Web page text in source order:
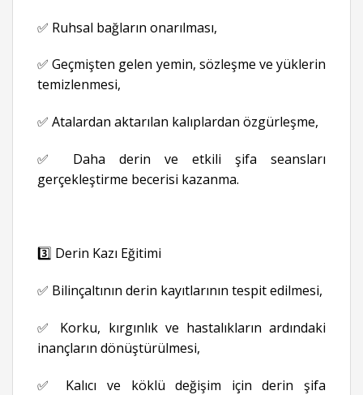
✅ Ruhsal bağların onarılması,
✅ Geçmişten gelen yemin, sözleşme ve yüklerin
temizlenmesi,
✅ Atalardan aktarılan kalıplardan özgürleşme,
✅ Daha derin ve etkili şifa seansları
gerçekleştirme becerisi kazanma.
3️⃣ Derin Kazı Eğitimi
✅ Bilinçaltının derin kayıtlarının tespit edilmesi,
✅ Korku, kırgınlık ve hastalıkların ardındaki
inançların dönüştürülmesi,
✅ Kalıcı ve köklü değişim için derin şifa